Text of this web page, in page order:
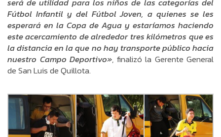
será de utilidad para los niños de las categorías del
Fútbol Infantil y del Fútbol Joven, a quienes se les
esperará en la Copa de Agua y estaríamos haciendo
este acercamiento de alrededor tres kilómetros que es
la distancia en la que no hay transporte público hacia
nuestro Campo Deportivo», finalizó la Gerente General
de San Luis de Quillota.